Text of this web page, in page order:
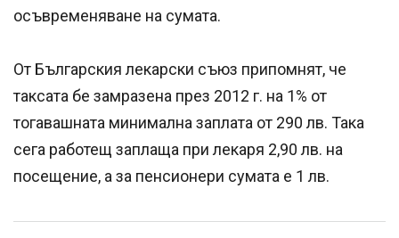
осъвременяване на сумата.
От Българския лекарски съюз припомнят, че
таксата бе замразена през 2012 г. на 1% от
тогавашната минимална заплата от 290 лв. Така
сега работещ заплаща при лекаря 2,90 лв. на
посещение, а за пенсионери сумата е 1 лв.